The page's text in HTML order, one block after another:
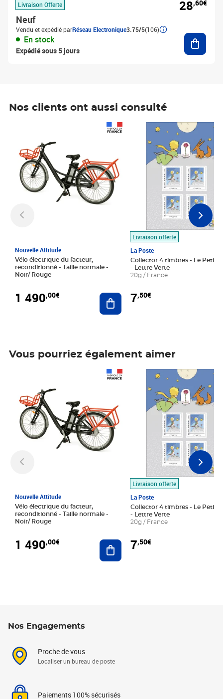
Livraison Offerte
Neuf
Vendu et expédié parRéseau Electronique3.75/5(106)
En stock
Expédié sous 5 jours
28,60€
Nos clients ont aussi consulté
Nouvelle Attitude
Vélo électrique du facteur,
reconditionné - Taille normale -
Noir/ Rouge
1 490,00€ Ajouter au panier
Livraison offerte
La Poste
Collector 4 timbres - Le Petit
- Lettre Verte
20g / France
7,50€
Prix 7,50€
Vous pourriez également aimer
Nouvelle Attitude
Vélo électrique du facteur,
reconditionné - Taille normale -
Noir/ Rouge
1 490,00€ Ajouter au panier
Livraison offerte
La Poste
Collector 4 timbres - Le Petit
- Lettre Verte
20g / France
7,50€
Prix 7,50€
Nos Engagements
Proche de vous
Localiser un bureau de poste
Paiements 100% sécurisés